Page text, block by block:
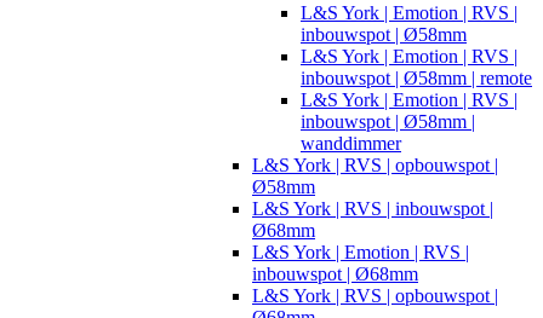
L&S York | Emotion | RVS |
inbouwspot | Ø58mm
L&S York | Emotion | RVS |
inbouwspot | Ø58mm | remote
L&S York | Emotion | RVS |
inbouwspot | Ø58mm |
wanddimmer
L&S York | RVS | opbouwspot |
Ø58mm
L&S York | RVS | inbouwspot |
Ø68mm
L&S York | Emotion | RVS |
inbouwspot | Ø68mm
L&S York | RVS | opbouwspot |